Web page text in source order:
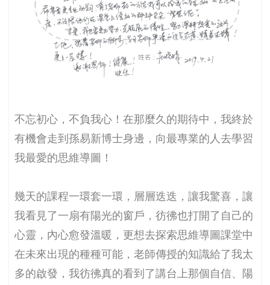
不忘初心，不負我心！在那麼久的期待中，我終於
有機會走到孫易新博士身邊，向最專業的人去學習
我最愛的思維導圖！
幾天的課程一環套一環，層層迭迭，讓我驚喜，讓
我看見了一扇有陽光的窗戶，彷彿也打開了自己的
心靈，內心愈發溫暖，更想去探索思維導圖課堂中
在未來出現的種種可能，老師傳授的知識給了我太
多的啟發，我彷彿真的看到了講台上那個自信、陽